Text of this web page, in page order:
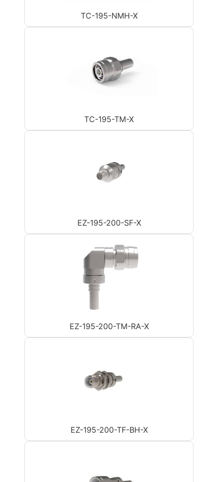
TC-195-NMH-X
TC-195-TM-X
EZ-195-200-SF-X
EZ-195-200-TM-RA-X
EZ-195-200-TF-BH-X